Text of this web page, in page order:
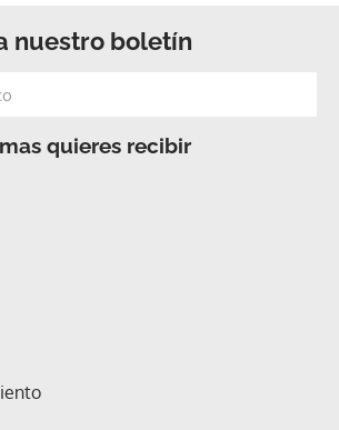
nuestro boletín
quieres recibir